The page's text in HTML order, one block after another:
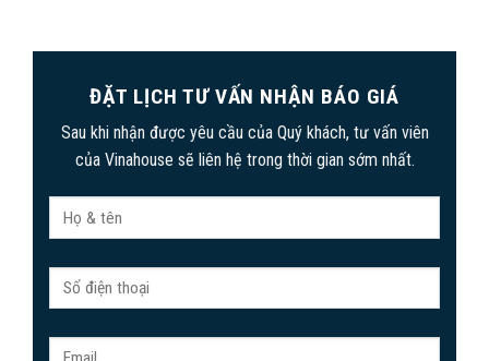
ĐẶT LỊCH TƯ VẤN NHẬN BÁO GIÁ
Sau khi nhận được yêu cầu của Quý khách, tư vấn viên
của Vinahouse sẽ liên hệ trong thời gian sớm nhất.